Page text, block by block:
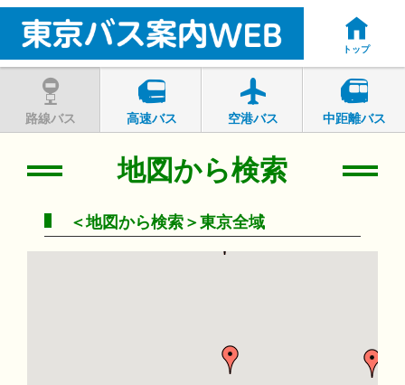
トップ
路線バス 高速バス 空港バス 中距離バス
地図から検索
＜地図から検索＞東京全域